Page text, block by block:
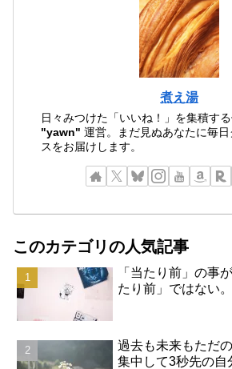
煮え湯
日々みつけた「いいね！」を集積す
"yawn" 運営。まだ見ぬあなたに毎
スをお届けします。
このカテゴリの人気記事
「当たり前」の事
たり前」ではない。
過去も未来もただ
集中して3秒先の自